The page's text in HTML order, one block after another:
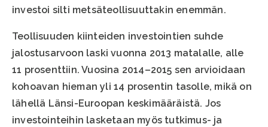
investoi silti metsäteollisuuttakin enemmän.
Teollisuuden kiinteiden investointien suhde
jalostusarvoon laski vuonna 2013 matalalle, alle
11 prosenttiin. Vuosina 2014–2015 sen arvioidaan
kohoavan hieman yli 14 prosentin tasolle, mikä on
lähellä Länsi-Euroopan keskimääräistä. Jos
investointeihin lasketaan myös tutkimus- ja